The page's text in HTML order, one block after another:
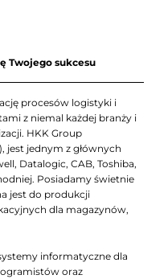
Twojego sukcesu
procesów logistyki i
z niemal każdej branży i
HKK Group
jest jednym z głównych
Datalogic, CAB, Toshiba,
Posiadamy świetnie
jest do produkcji
dla magazynów,
informatyczne dla
oraz